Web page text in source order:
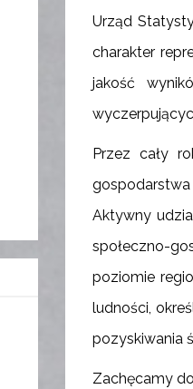
Urząd
charakter
jakość
Przez cały
Aktywny
społeczno-
poziomie
ludności,
pozyskiwania
Zachęcamy